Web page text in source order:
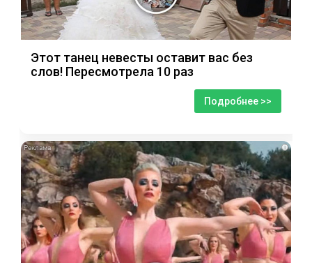
Этот танец невесты оставит вас без
слов! Пересмотрела 10 раз
Подробнее >>
i